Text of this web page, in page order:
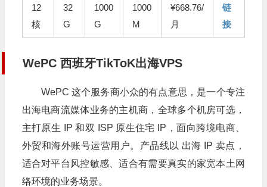
12
核
32
G
1000
G
1000
M
¥668.76/
月
链
接
WePC 西班牙TikToK出海VPS
WePC 这个服务商小众的有点意思，是一个专注
出海电商流媒体业务的主机商，全球多个机房可选，
主打原生 IP 和双 ISP 原生住宅 IP，面向跨境电商、
外贸和海外账号运营用户。产品线以 出海 IP 卖点，
适合对平台风控敏感、适合有需要真实的家宽本土网
络环境的业务场景。